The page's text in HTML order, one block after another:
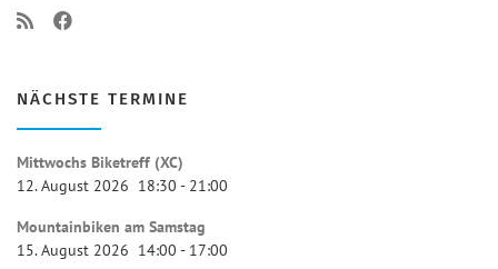
NÄCHSTE TERMINE
Mittwochs Biketreff (XC)
12. August 2026 18:30 - 21:00
Mountainbiken am Samstag
15. August 2026 14:00 - 17:00